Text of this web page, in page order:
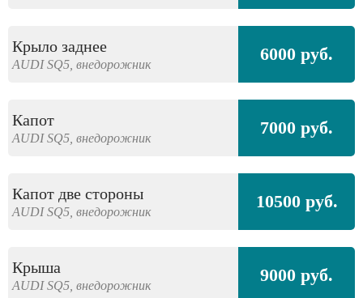
Крыло заднее
AUDISQ5, внедорожник 6000 руб.
Капот
AUDISQ5, внедорожник 7000 руб.
Капот две стороны
AUDISQ5, внедорожник 10500 руб.
Крыша
AUDISQ5, внедорожник 9000 руб.